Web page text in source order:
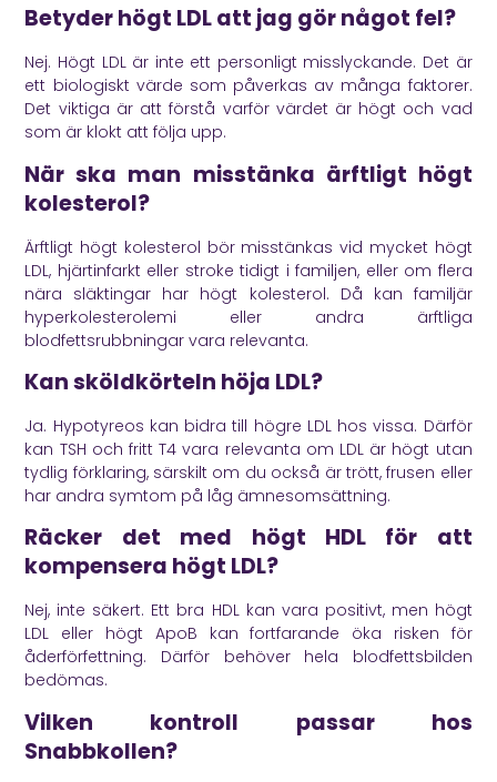
Betyder högt LDL att jag gör något fel?
Nej. Högt LDL är inte ett personligt misslyckande. Det är
ett biologiskt värde som påverkas av många faktorer.
Det viktiga är att förstå varför värdet är högt och vad
som är klokt att följa upp.
När ska man misstänka ärftligt högt
kolesterol?
Ärftligt högt kolesterol bör misstänkas vid mycket högt
LDL, hjärtinfarkt eller stroke tidigt i familjen, eller om flera
nära släktingar har högt kolesterol. Då kan familjär
hyperkolesterolemi eller andra ärftliga
blodfettsrubbningar vara relevanta.
Kan sköldkörteln höja LDL?
Ja. Hypotyreos kan bidra till högre LDL hos vissa. Därför
kan TSH och fritt T4 vara relevanta om LDL är högt utan
tydlig förklaring, särskilt om du också är trött, frusen eller
har andra symtom på låg ämnesomsättning.
Räcker det med högt HDL för att
kompensera högt LDL?
Nej, inte säkert. Ett bra HDL kan vara positivt, men högt
LDL eller högt ApoB kan fortfarande öka risken för
åderförfettning. Därför behöver hela blodfettsbilden
bedömas.
Vilken kontroll passar hos
Snabbkollen?